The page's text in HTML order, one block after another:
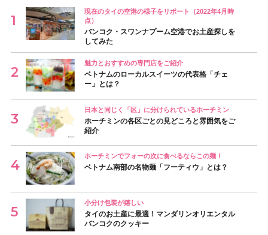
現在のタイの空港の様子をリポート（2022年4月時
点）
バンコク・スワンナプーム空港でお土産探しを
してみた
魅力とおすすめの専門店をご紹介
ベトナムのローカルスイーツの代表格「チェ
ー」とは？
日本と同じく「区」に分けられているホーチミン
ホーチミンの各区ごとの見どころと雰囲気をご
紹介
ホーチミンでフォーの次に食べるならこの麺！
ベトナム南部の名物麺「フーティウ」とは？
小分け包装が嬉しい
タイのお土産に最適！マンダリンオリエンタル
バンコクのクッキー